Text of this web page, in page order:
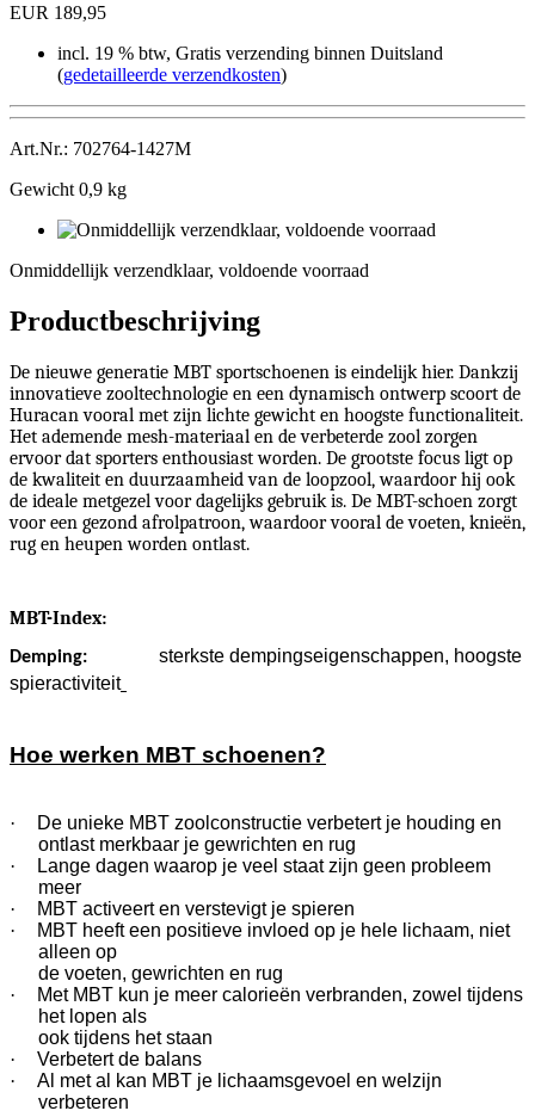
EUR 189,95
incl. 19 % btw, Gratis verzending binnen Duitsland
(gedetailleerde verzendkosten)
Art.Nr.: 702764-1427M
Gewicht 0,9 kg
Onmiddellijk verzendklaar, voldoende voorraad
Productbeschrijving
De nieuwe generatie MBT sportschoenen is eindelijk hier. Dankzij
innovatieve zooltechnologie en een dynamisch ontwerp scoort de
Huracan vooral met zijn lichte gewicht en hoogste functionaliteit.
Het ademende mesh-materiaal en de verbeterde zool zorgen
ervoor dat sporters enthousiast worden. De grootste focus ligt op
de kwaliteit en duurzaamheid van de loopzool, waardoor hij ook
de ideale metgezel voor dagelijks gebruik is. De MBT-schoen zorgt
voor een gezond afrolpatroon, waardoor vooral de voeten, knieën,
rug en heupen worden ontlast.
MBT-Index:
Demping:
sterkste dempingseigenschappen, hoogste
spieractiviteit
Hoe werken MBT schoenen?
·
De unieke MBT zoolconstructie verbetert je houding en
ontlast merkbaar je gewrichten en rug
·
Lange dagen waarop je veel staat zijn geen probleem
meer
·
MBT activeert en verstevigt je spieren
·
MBT heeft een positieve invloed op je hele lichaam, niet
alleen op
de voeten, gewrichten en rug
·
Met MBT kun je meer calorieën verbranden, zowel tijdens
het lopen als
ook tijdens het staan
·
Verbetert de balans
·
Al met al kan MBT je lichaamsgevoel en welzijn
verbeteren